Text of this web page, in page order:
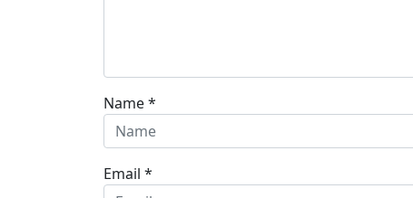
Name*
Email *